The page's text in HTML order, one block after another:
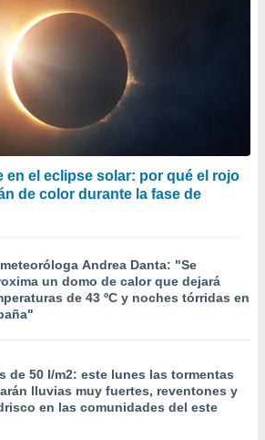
en el eclipse solar: por qué el rojo
de color durante la fase de
Andrea Danta: "Se
un domo de calor que dejará
de 43 ºC y noches tórridas en
de 50 l/m2: este lunes las tormentas
lluvias muy fuertes, reventones y
en las comunidades del este